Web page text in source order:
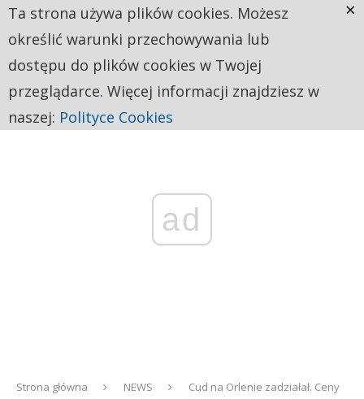
ad
Strona główna NEWS
Cud na Orlenie zadziałał. Ceny
Ta strona używa plików cookies. Możesz
określić warunki przechowywania lub
dostępu do plików cookies w Twojej
przeglądarce. Więcej informacji znajdziesz w
naszej: Polityce Cookies
×